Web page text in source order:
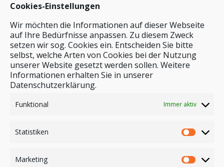
Cookies-Einstellungen
Wir möchten die Informationen auf dieser Webseite
auf Ihre Bedürfnisse anpassen. Zu diesem Zweck
setzen wir sog. Cookies ein. Entscheiden Sie bitte
selbst, welche Arten von Cookies bei der Nutzung
unserer Website gesetzt werden sollen. Weitere
Informationen erhalten Sie in unserer
Datenschutzerklärung.
Funktional Immer aktiv
Statistiken
Marketing
Stichwortsuche